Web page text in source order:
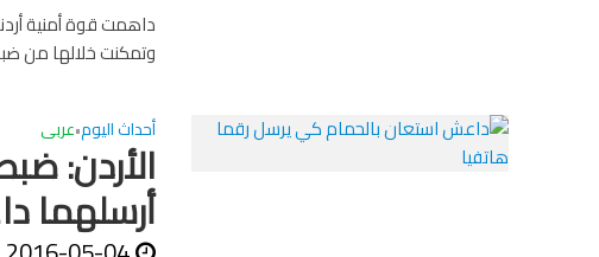
داهمت قوة أمنية
وتمكنت خلالها من
أحداث اليوم•عربى
الأردن:
أرسلهما